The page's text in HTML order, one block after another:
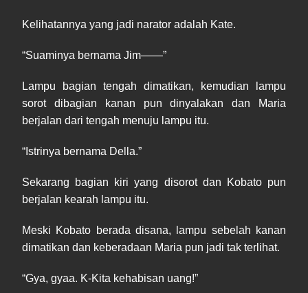
Kelihatannya yang jadi narator adalah Kate.
“Suaminya bernama Jim——”
Lampu bagian tengah dimatikan, kemudian lampu
sorot dibagian kanan pun dinyalakan dan Maria
berjalan dari tengah menuju lampu itu.
“Istrinya bernama Della.”
Sekarang bagian kiri yang disorot dan Kobato pun
berjalan kearah lampu itu.
Meski Kobato berada disana, lampu sebelah kanan
dimatikan dan keberadaan Maria pun jadi tak terlihat.
“Gya, gyaa. K-Kita kehabisan uang!”